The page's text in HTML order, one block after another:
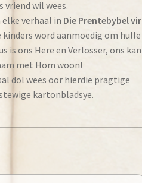
vriend wil wees.
elke verhaal in Die Prentebybel vir
word aanmoedig om hulle
is ons Here en Verlosser, ons kan
met Hom woon!
dol wees oor hierdie pragtige
kartonbladsye.